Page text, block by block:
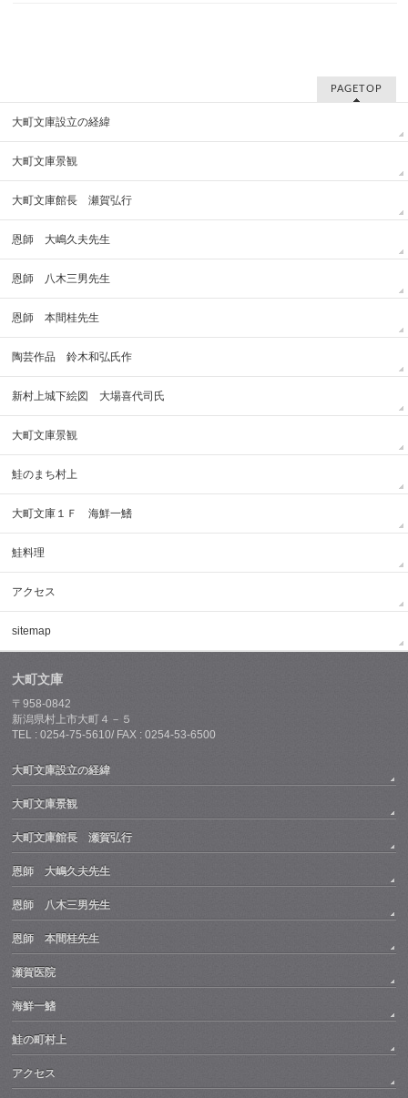
PAGETOP
大町文庫設立の経緯
大町文庫景観
大町文庫館長 瀬賀弘行
恩師 大嶋久夫先生
恩師 八木三男先生
恩師 本間桂先生
陶芸作品 鈴木和弘氏作
新村上城下絵図 大場喜代司氏
大町文庫景観
鮭のまち村上
大町文庫１Ｆ 海鮮一鰭
鮭料理
アクセス
sitemap
大町文庫
〒958-0842
新潟県村上市大町４－５
TEL : 0254-75-5610/ FAX : 0254-53-6500
大町文庫設立の経緯
大町文庫景観
大町文庫館長 瀬賀弘行
恩師 大嶋久夫先生
恩師 八木三男先生
恩師 本間桂先生
瀬賀医院
海鮮一鰭
鮭の町村上
アクセス